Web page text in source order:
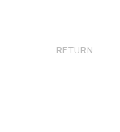
RETURN